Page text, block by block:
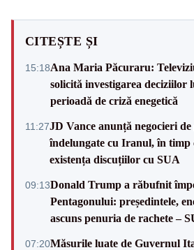
CITEȘTE ȘI
15:18Ana Maria Păcuraru:
solicită investigarea deciziilor
perioadă de criză enegetică
11:27JD Vance anunță negocieri de
îndelungate cu Iranul, în timp
existența discuțiilor cu SUA
09:13Donald Trump a răbufnit
Pentagonului: președintele,
ascuns penuria de rachete –
07:20Măsurile luate de Guvernul